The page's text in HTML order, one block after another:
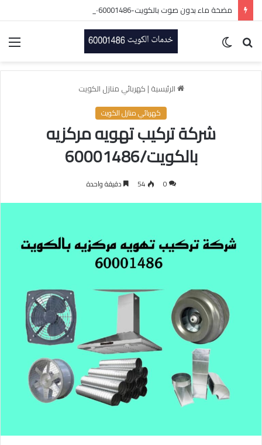
مضخة ماء بدون صوت بالكويت-60001486-اتصل الان
بحث
الرئيسية | كهربائي منازل الكويت
كهربائي منازل الكويت
شركة تركيب تهويه مركزيه
بالكويت/60001486
0
54 دقيقة واحدة